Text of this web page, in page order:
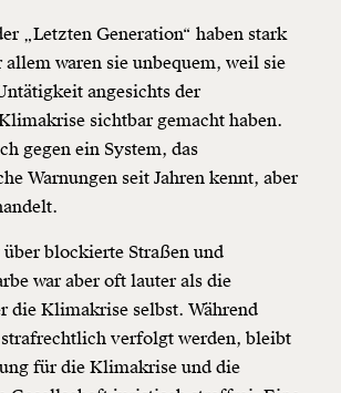
„Letzten Generation“ haben stark
waren sie unbequem, weil sie
angesichts der
sichtbar gemacht haben.
gegen ein System, das
Warnungen seit Jahren kennt, aber
blockierte Straßen und
war aber oft lauter als die
die Klimakrise selbst. Während
verfolgt werden, bleibt
für die Klimakrise und die